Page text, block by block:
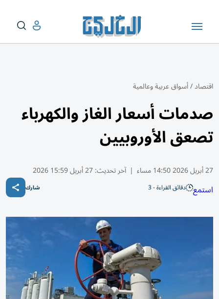
اقتصاد/أسواق عربية وعالمية
صدمات أسعار الغاز والكهرباء
تصعق الأوروبيين
27 أبريل 2026 14:50 مساء | آخر تحديث:27 أبريل 15:59 2026
استمع دقائق القراءة - 3 شارك